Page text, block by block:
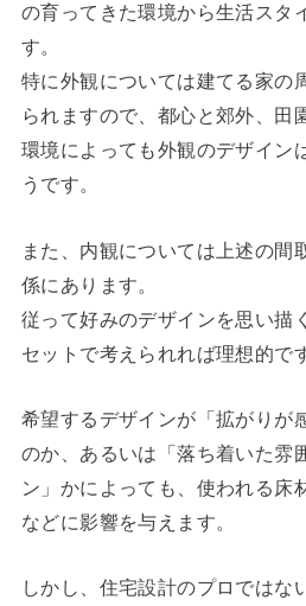
の育ってきた環境から生活スタ
す。
特に外観については建てる家の
られますので、都心と郊外、田
環境によっても外観のデザイン
うです。
また、内観については上述の間
係にあります。
従って好みのデザインを思い描
セットで考えられれば理想的で
希望するデザインが「拡がりが
のか、あるいは「落ち着いた雰
ン」かによっても、使われる床
などに影響を与えます。
しかし、住宅設計のプロではな